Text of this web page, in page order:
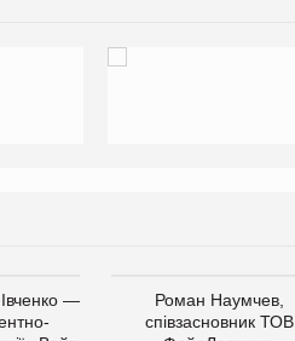
—
Роман Наумчев,
співзасновник ТОВ